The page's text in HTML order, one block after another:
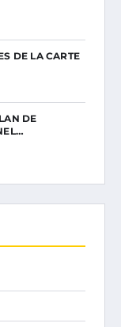
DE LA CARTE
DE